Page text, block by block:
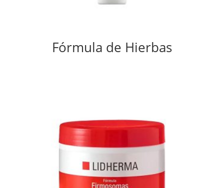
Fórmula de Hierbas